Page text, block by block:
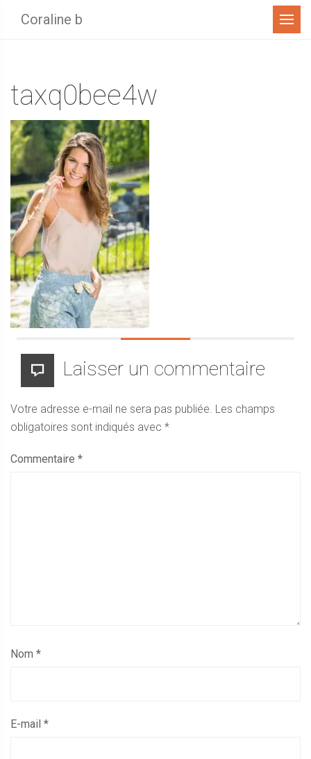
Coraline b Menu
taxq0bee4w
Laisser un commentaire
Votre adresse e-mail ne sera pas publiée. Les champs
obligatoires sont indiqués avec *
Commentaire *
Nom *
E-mail *